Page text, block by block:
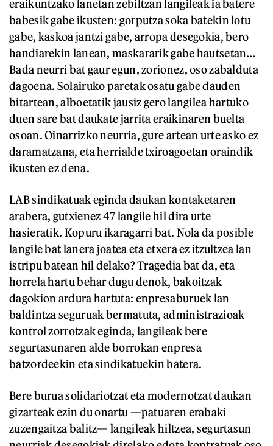
eraikuntzako lanetan zebiltzan langileak ia batere
babesik gabe ikusten: gorputza soka batekin lotu
gabe, kaskoa jantzi gabe, arropa desegokia, bero
handiarekin lanean, maskararik gabe hautsetan…
Bada neurri bat gaur egun, zorionez, oso zabalduta
dagoena. Solairuko paretak osatu gabe dauden
bitartean, alboetatik jausiz gero langilea hartuko
duen sare bat daukate jarrita eraikinaren buelta
osoan. Oinarrizko neurria, gure artean urte asko ez
daramatzana, eta herrialde txiroagoetan oraindik
ikusten ez dena.
LAB sindikatuak eginda daukan kontaketaren
arabera, gutxienez 47 langile hil dira urte
hasieratik. Kopuru ikaragarri bat. Nola da posible
langile bat lanera joatea eta etxera ez itzultzea lan
istripu batean hil delako? Tragedia bat da, eta
horrela hartu behar dugu denok, bakoitzak
dagokion ardura hartuta: enpresaburuek lan
baldintza seguruak bermatuta, administrazioak
kontrol zorrotzak eginda, langileak bere
segurtasunaren alde borrokan enpresa
batzordeekin eta sindikatuekin batera.
Bere burua solidariotzat eta modernotzat daukan
gizarteak ezin du onartu —patuaren erabaki
zuzengaitza balitz— langileak hiltzea, segurtasun